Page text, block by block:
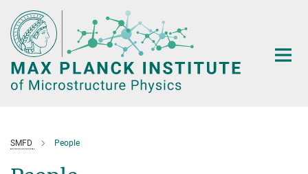
Main-
Content
SMFD People